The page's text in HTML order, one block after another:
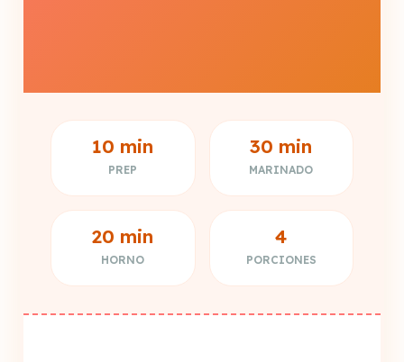
10 min
PREP
30 min
MARINADO
20 min
HORNO
4
PORCIONES